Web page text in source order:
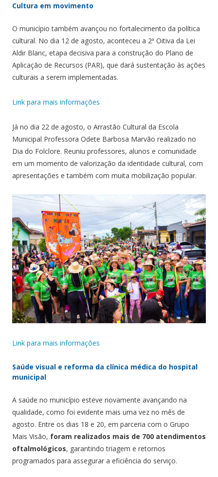
Cultura em movimento
O município também avançou no fortalecimento da política
cultural. No dia 12 de agosto, aconteceu a 2ª Oitiva da Lei
Aldir Blanc, etapa decisiva para a construção do Plano de
Aplicação de Recursos (PAR), que dará sustentação às ações
culturais a serem implementadas.
Link para mais informações
Já no dia 22 de agosto, o Arrastão Cultural da Escola
Municipal Professora Odete Barbosa Marvão realizado no
Dia do Folclore. Reuniu professores, alunos e comunidade
em um momento de valorização da identidade cultural, com
apresentações e também com muita mobilização popular.
Link para mais informações
Saúde visual e reforma da clínica médica do hospital
municipal
A saúde no município esteve novamente avançando na
qualidade, como foi evidente mais uma vez no mês de
agosto. Entre os dias 18 e 20, em parceria com o Grupo
Mais Visão, foram realizados mais de 700 atendimentos
oftalmológicos, garantindo triagem e retornos
programados para assegurar a eficiência do serviço.